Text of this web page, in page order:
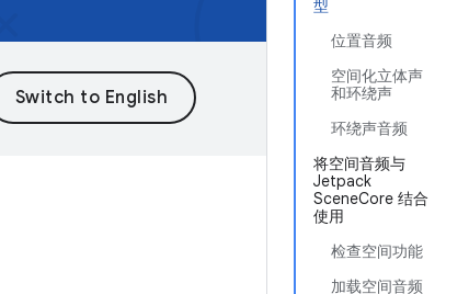
型
位置音频
空间化立体声
和环绕声
环绕声音频
将空间音频与
Jetpack
SceneCore 结合
使用
检查空间功能
加载空间音频